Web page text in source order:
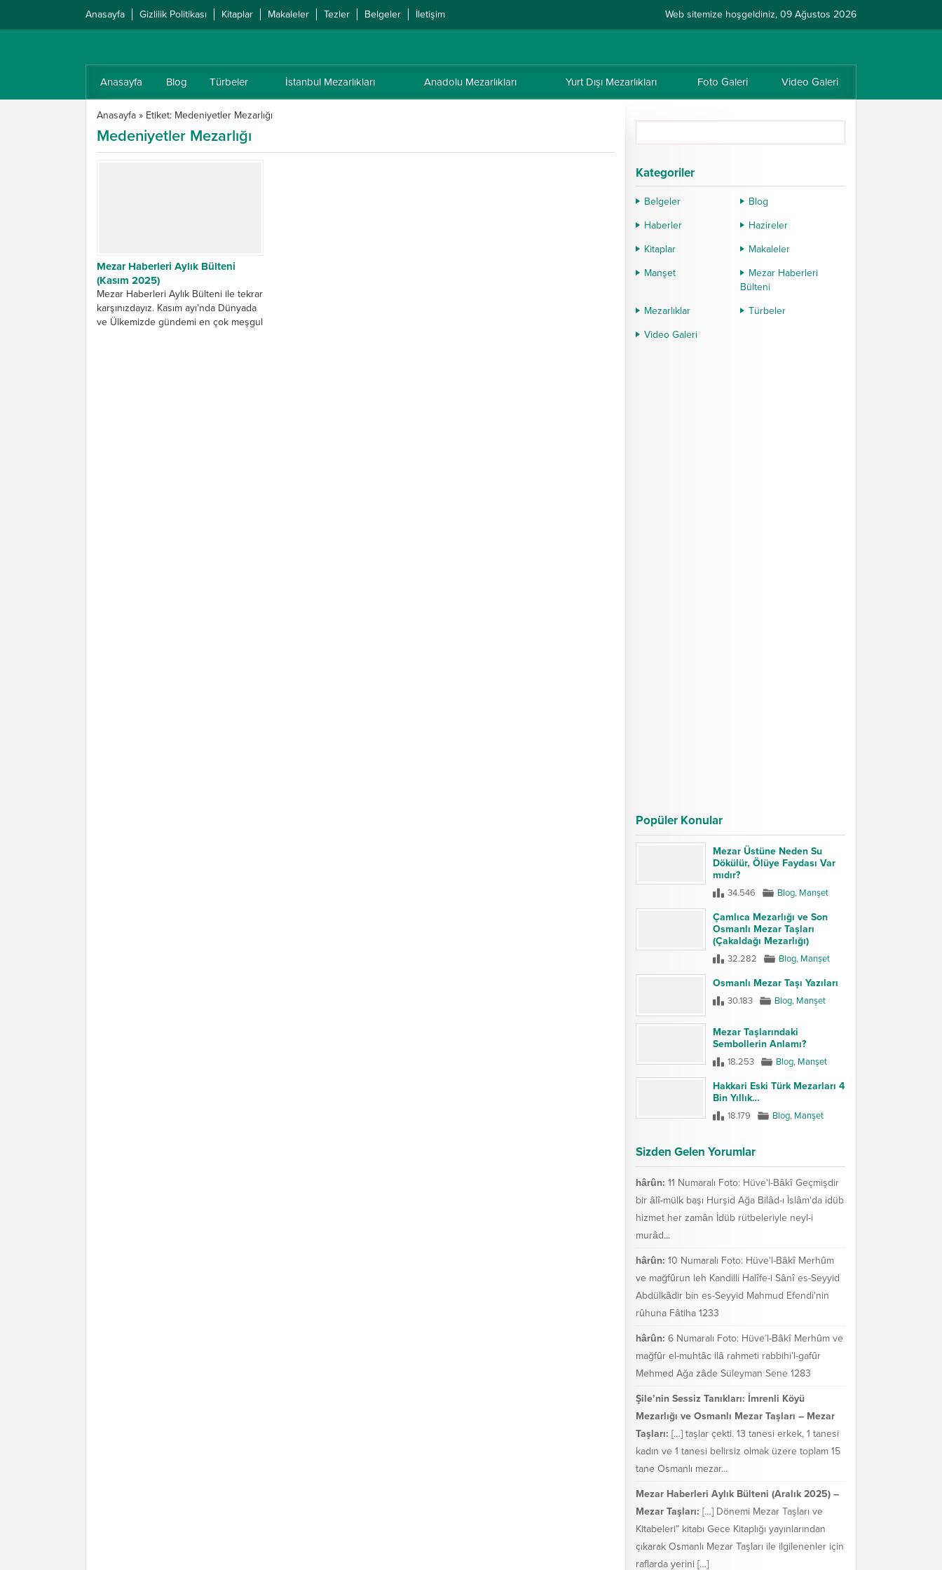
Anasayfa Gizlilik Politikası Kitaplar Makaleler Tezler Belgeler İletişim Web sitemize hoşgeldiniz, 09 Ağustos 2026
Anasayfa Blog Türbeler İstanbul Mezarlıkları Anadolu Mezarlıkları Yurt Dışı Mezarlıkları Foto Galeri Video Galeri
Anasayfa » Etiket: Medeniyetler Mezarlığı
Medeniyetler Mezarlığı
Mezar Haberleri Aylık Bülteni
(Kasım 2025)
Mezar Haberleri Aylık Bülteni ile tekrar
karşınızdayız. Kasım ayı’nda Dünyada
ve Ülkemizde gündemi en çok meşgul
Kategoriler
Belgeler
Blog
Haberler
Hazireler
Kitaplar
Makaleler
Manşet
Mezar Haberleri
Bülteni
Mezarlıklar
Türbeler
Video Galeri
Popüler Konular
Mezar Üstüne Neden Su
Dökülür, Ölüye Faydası Var
mıdır?
34.546 Blog, Manşet
Çamlıca Mezarlığı ve Son
Osmanlı Mezar Taşları
(Çakaldağı Mezarlığı)
32.282 Blog, Manşet
Osmanlı Mezar Taşı Yazıları
30.183 Blog, Manşet
Mezar Taşlarındaki
Sembollerin Anlamı?
18.253 Blog, Manşet
Hakkari Eski Türk Mezarları 4
Bin Yıllık…
18.179 Blog, Manşet
Sizden Gelen Yorumlar
hârûn: 11 Numaralı Foto: Hüve'l-Bâkî Geçmişdir
bir âlî-mülk başı Hurşid Ağa Bilâd-ı İslâm'da idüb
hizmet her zamân İdüb rütbeleriyle neyl-i
murâd...
hârûn: 10 Numaralı Foto: Hüve'l-Bâkî Merhûm
ve mağfûrun leh Kandilli Halîfe-i Sânî es-Seyyid
Abdülkâdir bin es-Seyyid Mahmud Efendi'nin
rûhuna Fâtiha 1233
hârûn: 6 Numaralı Foto: Hüve’l-Bâkî Merhûm ve
mağfûr el-muhtâc ilâ rahmeti rabbihi’l-gafûr
Mehmed Ağa zâde Süleyman Sene 1283
Şile’nin Sessiz Tanıkları: İmrenli Köyü
Mezarlığı ve Osmanlı Mezar Taşları – Mezar
Taşları: […] taşlar çekti. 13 tanesi erkek, 1 tanesi
kadın ve 1 tanesi belirsiz olmak üzere toplam 15
tane Osmanlı mezar...
Mezar Haberleri Aylık Bülteni (Aralık 2025) –
Mezar Taşları: […] Dönemi Mezar Taşları ve
Kitabeleri” kitabı Gece Kitaplığı yayınlarından
çıkarak Osmanlı Mezar Taşları ile ilgilenenler için
raflarda yerini […]